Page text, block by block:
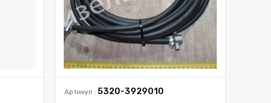
Артикул : 5320-3929010